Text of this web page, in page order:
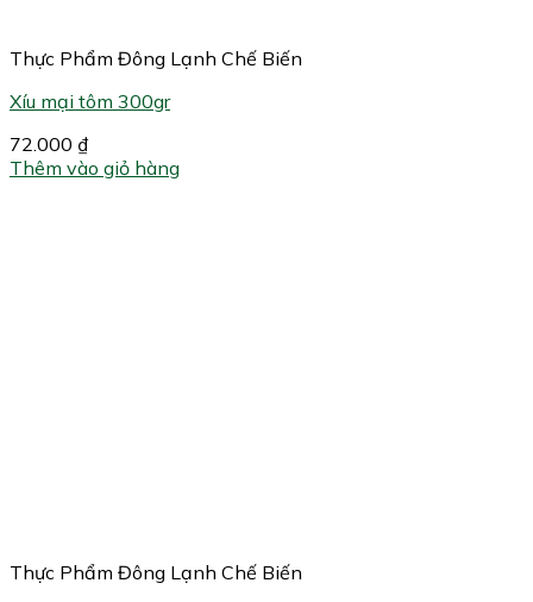
Thực Phẩm Đông Lạnh Chế Biến
Xíu mại tôm 300gr
72.000 ₫
Thêm vào giỏ hàng
Thực Phẩm Đông Lạnh Chế Biến